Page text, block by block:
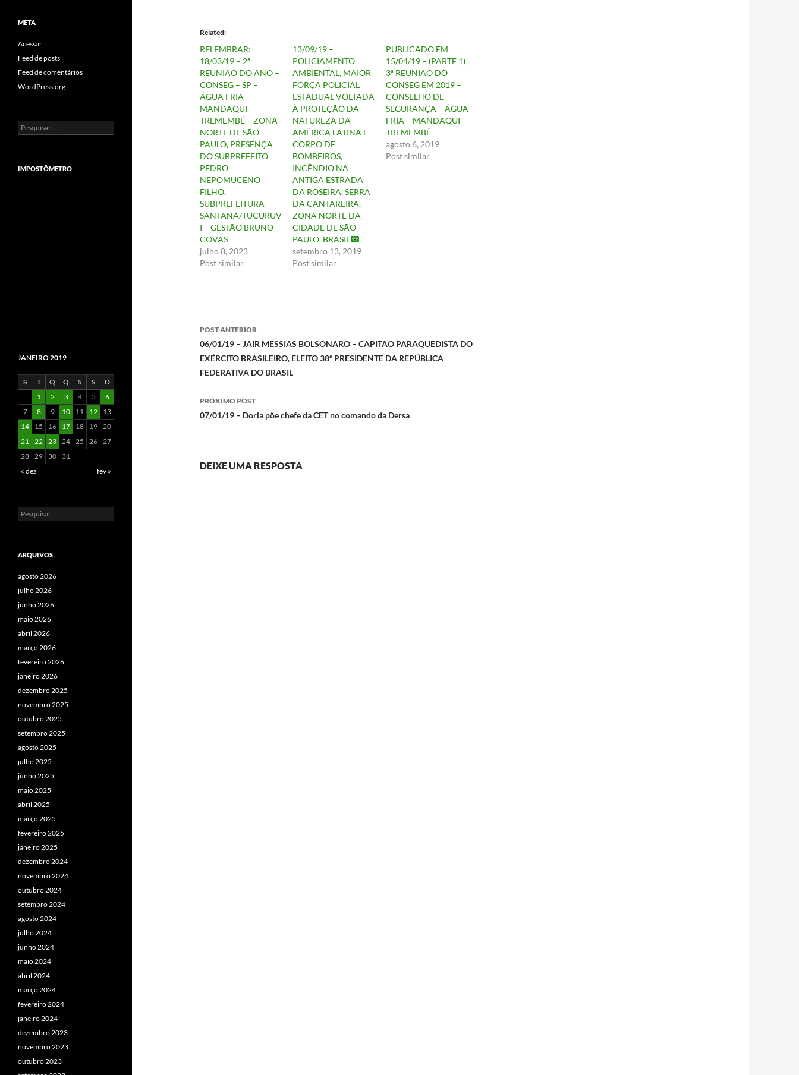
Related
RELEMBRAR:
18/03/19 – 2ª
REUNIÃO DO ANO –
CONSEG – SP –
ÁGUA FRIA –
MANDAQUI –
TREMEMBÉ – ZONA
NORTE DE SÃO
PAULO, PRESENÇA
DO SUBPREFEITO
PEDRO
NEPOMUCENO
FILHO,
SUBPREFEITURA
SANTANA/TUCURUV
I – GESTÃO BRUNO
COVAS
julho 8, 2023
Post similar
13/09/19 –
POLICIAMENTO
AMBIENTAL, MAIOR
FORÇA POLICIAL
ESTADUAL VOLTADA
À PROTEÇÃO DA
NATUREZA DA
AMÉRICA LATINA E
CORPO DE
BOMBEIROS,
INCÊNDIO NA
ANTIGA ESTRADA
DA ROSEIRA, SERRA
DA CANTAREIRA,
ZONA NORTE DA
CIDADE DE SÃO
PAULO, BRASIL
setembro 13, 2019
Post similar
PUBLICADO EM
15/04/19 – (PARTE 1)
3ª REUNIÃO DO
CONSEG EM 2019 –
CONSELHO DE
SEGURANÇA – ÁGUA
FRIA – MANDAQUI –
TREMEMBÉ
agosto 6, 2019
Post similar
Navegação
de
posts
POST ANTERIOR
06/01/19 – JAIR MESSIAS BOLSONARO – CAPITÃO PARAQUEDISTA DO
EXÉRCITO BRASILEIRO, ELEITO 38º PRESIDENTE DA REPÚBLICA
FEDERATIVA DO BRASIL
PRÓXIMO POST
07/01/19 – Doria põe chefe da CET no comando da Dersa
DEIXE UMA RESPOSTA
META
Acessar
Feed de posts
Feed de comentários
WordPress.org
Pesquisar
por:
IMPOSTÔMETRO
JANEIRO 2019
S T Q Q S S
D
1
2 3 4 5
6
7
8 9 10 11 12
13
14
15 16 17 18 19 20
21 22 23 24 25 26 27
28 29 30
31
« dez
fev »
Pesquisar
por:
ARQUIVOS
agosto 2026
julho 2026
junho 2026
maio 2026
abril 2026
março 2026
fevereiro 2026
janeiro 2026
dezembro 2025
novembro 2025
outubro 2025
setembro 2025
agosto 2025
julho 2025
junho 2025
maio 2025
abril 2025
março 2025
fevereiro 2025
janeiro 2025
dezembro 2024
novembro 2024
outubro 2024
setembro 2024
agosto 2024
julho 2024
junho 2024
maio 2024
abril 2024
março 2024
fevereiro 2024
janeiro 2024
dezembro 2023
novembro 2023
outubro 2023